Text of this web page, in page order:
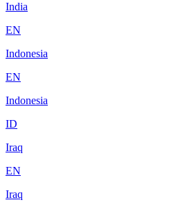
India
EN
Indonesia
EN
Indonesia
ID
Iraq
EN
Iraq